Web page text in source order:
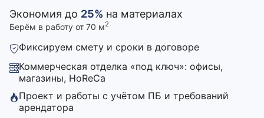
Экономия до 25% на материалах
Берём в работу от 70 м2
Фиксируем смету и сроки в договоре
Коммерческая отделка «под ключ»: офисы,
магазины, HoReCa
Проект и работы с учётом ПБ и требований
арендатора